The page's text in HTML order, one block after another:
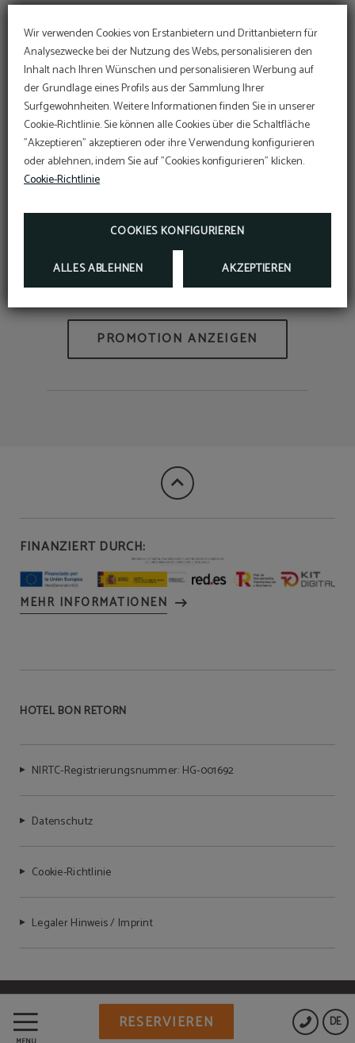
Wir verwenden Cookies von Erstanbietern und Drittanbietern für
Analysezwecke bei der Nutzung des Webs, personalisieren den
Inhalt nach Ihren Wünschen und personalisieren Werbung auf
der Grundlage eines Profils aus der Sammlung Ihrer
Surfgewohnheiten. Weitere Informationen finden Sie in unserer
Cookie-Richtlinie. Sie können alle Cookies über die Schaltfläche
"Akzeptieren" akzeptieren oder ihre Verwendung konfigurieren
oder ablehnen, indem Sie auf "Cookies konfigurieren" klicken.
Cookie-Richtlinie
COOKIES KONFIGURIEREN
ALLES ABLEHNEN AKZEPTIEREN
DE
RESERVIEREN
Erkundung in den Weinbergen
FINANZIERT DURCH:
MEHR INFORMATIONEN
HOTEL BON RETORN
NIRTC-Registrierungsnummer: HG-001692
Datenschutz
Cookie-Richtlinie
Legaler Hinweis / Imprint
Powered by Keytel
Sicherer Kauf